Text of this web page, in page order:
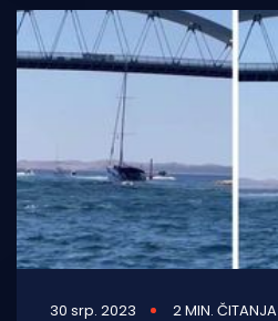
30 srp. 2023 2 MIN. ČITANJA